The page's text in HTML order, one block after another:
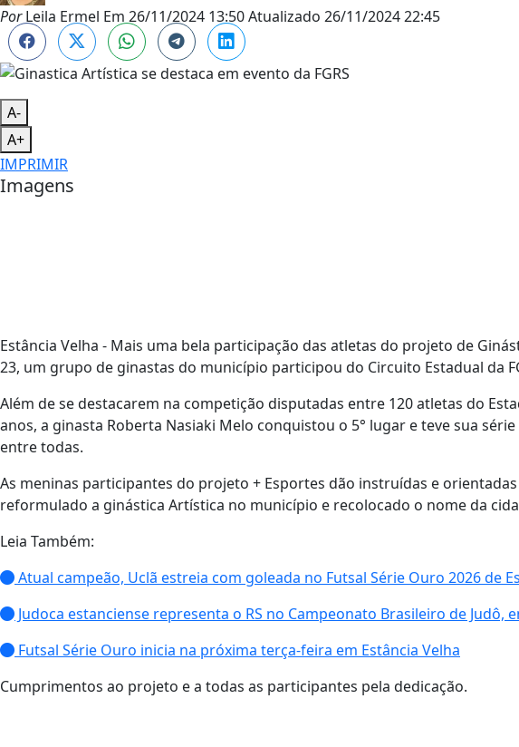
PorLeila Ermel Em 26/11/2024 13:50Atualizado 26/11/2024 22:45
A-
A+
IMPRIMIR
Imagens
Estância Velha - Mais uma bela participação das atletas do projeto de
23, um grupo de ginastas do município participou do Circuito Estadual da
Além de se destacarem na competição disputadas entre 120 atletas do
anos, a ginasta Roberta Nasiaki Melo conquistou o 5° lugar e teve sua
entre todas.
As meninas participantes do projeto + Esportes dão instruídas e
reformulado a ginástica Artística no município e recolocado o nome da
Leia Também:
Atual campeão, Uclã estreia com goleada no Futsal Série Ouro 2026 de
Judoca estanciense representa o RS no Campeonato Brasileiro de Judô,
Futsal Série Ouro inicia na próxima terça-feira em Estância Velha
Cumprimentos ao projeto e a todas as participantes pela dedicação.